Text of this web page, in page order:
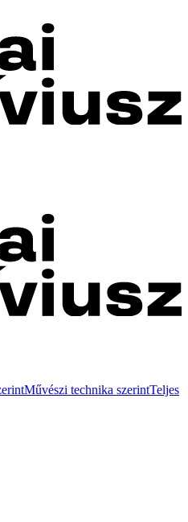
Művészi technika szerintTeljes